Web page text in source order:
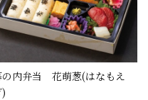
の内弁当 花萌葱(はなもえ